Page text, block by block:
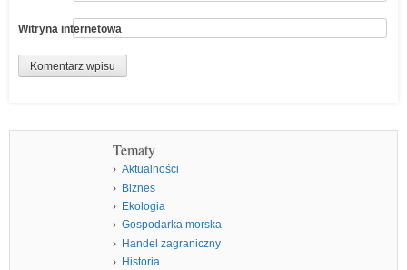
Witryna internetowa
Tematy
Aktualności
Biznes
Ekologia
Gospodarka morska
Handel zagraniczny
Historia